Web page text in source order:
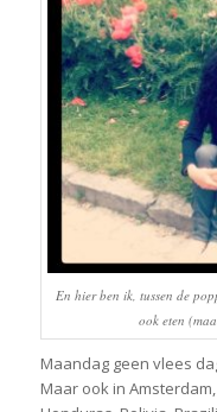
En hier ben ik, tussen de
ook eten
Maandag geen vlees
Maar ook in